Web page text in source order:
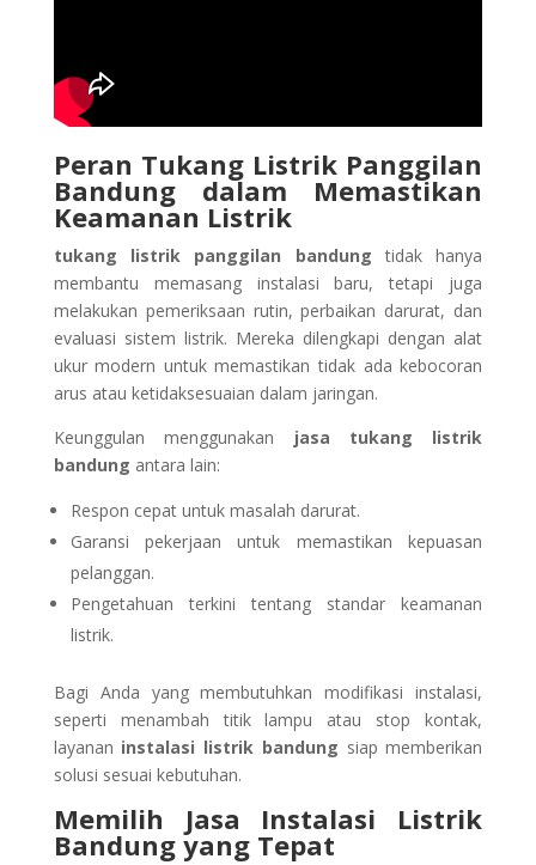
Peran Tukang Listrik Panggilan
Bandung dalam Memastikan
Keamanan Listrik
tukang listrik panggilan bandung tidak hanya
membantu memasang instalasi baru, tetapi juga
melakukan pemeriksaan rutin, perbaikan darurat, dan
evaluasi sistem listrik. Mereka dilengkapi dengan alat
ukur modern untuk memastikan tidak ada kebocoran
arus atau ketidaksesuaian dalam jaringan.
Keunggulan menggunakan jasa tukang listrik
bandung antara lain:
Respon cepat untuk masalah darurat.
Garansi pekerjaan untuk memastikan kepuasan
pelanggan.
Pengetahuan terkini tentang standar keamanan
listrik.
Bagi Anda yang membutuhkan modifikasi instalasi,
seperti menambah titik lampu atau stop kontak,
layanan instalasi listrik bandung siap memberikan
solusi sesuai kebutuhan.
Memilih Jasa Instalasi Listrik
Bandung yang Tepat